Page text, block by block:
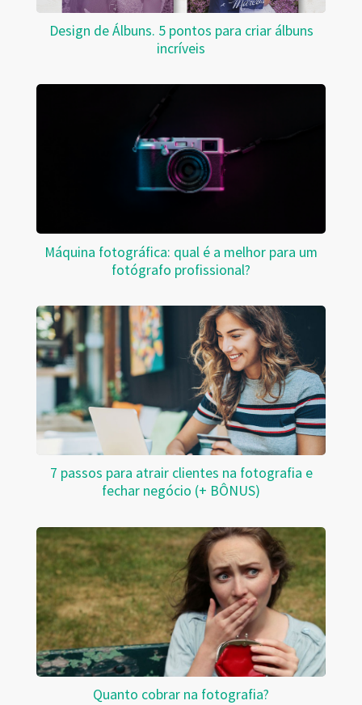
Design de Álbuns. 5 pontos para criar álbuns
incríveis
Máquina fotográfica: qual é a melhor para um
fotógrafo profissional?
7 passos para atrair clientes na fotografia e
fechar negócio (+ BÔNUS)
Quanto cobrar na fotografia?